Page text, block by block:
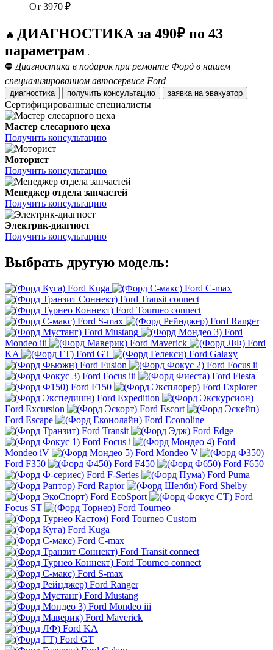
От 3970 ₽
🔥 ДИАГНОСТИКА за 490₽ по 43
параметрам .
⛔ Диагностика в подарок при ремонте Форд в нашем
специализированном автосервисе Ford
диагностика получить консультацию заявка на эвакуатор
Сертифицированные специалисты
Мастер слесарного цеха
Получить консультацию
Моторист
Получить консультацию
Менеджер отдела запчастей
Получить консультацию
Электрик-диагност
Получить консультацию
Выбрать другую модель:
Ford Kuga
Ford C-max
Ford Transit connect
Ford Tourneo connect
Ford S-max
Ford Ranger
Ford Mustang
Ford
Mondeo iii
Ford Maverick
Ford
KA
Ford GT
Ford Galaxy
Ford Fusion
Ford Focus ii
Ford Focus iii
Ford Fiesta
Ford F150
Ford Explorer
Ford Expedition
Ford Excursion
Ford Escort
Ford Escape
Ford Econoline
Ford Transit
Ford Edge
Ford Focus i
Ford
Mondeo iV
Ford Mondeo V
Ford F350
Ford F450
Ford F650
Ford F-Series
Ford Puma
Ford Raptor
Ford Shelby
Ford EcoSport
Ford
Focus ST
Ford Tourneo
Ford Tourneo Custom
Ford Kuga
Ford C-max
Ford Transit connect
Ford Tourneo connect
Ford S-max
Ford Ranger
Ford Mustang
Ford Mondeo iii
Ford Maverick
Ford KA
Ford GT